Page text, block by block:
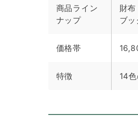
商品ライン
ナップ
財
ブ
価格帯
特徴 14